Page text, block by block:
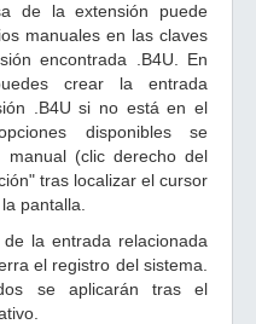
de la extensión puede
manuales en las claves
encontrada .B4U. En
crear la entrada
.B4U si no está en el
disponibles se
(clic derecho del
tras localizar el cursor
pantalla.
la entrada relacionada
el registro del sistema.
se aplicarán tras el